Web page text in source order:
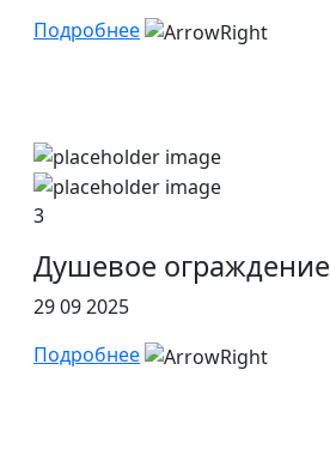
Подробнее
3
Душевое ограждение
29 09 2025
Подробнее